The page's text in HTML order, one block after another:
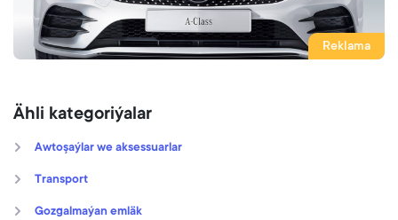
Reklama
Ähli kategoriýalar
Awtoşaýlar we aksessuarlar
Transport
Gozgalmaýan emläk